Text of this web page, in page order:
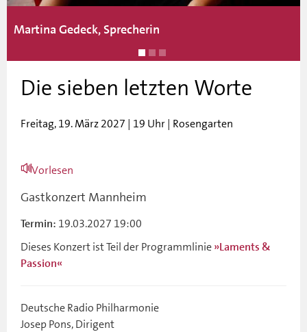
Martina Gedeck, Sprecherin
Die sieben letzten Worte
Freitag, 19. März 2027 | 19 Uhr | Rosengarten
Vorlesen
Gastkonzert Mannheim
Termin: 19.03.2027 19:00
Dieses Konzert ist Teil der Programmlinie »Laments &
Passion«
Deutsche Radio Philharmonie
Josep Pons, Dirigent